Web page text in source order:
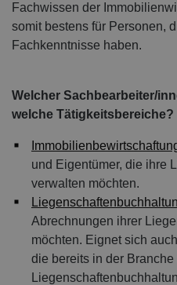
Fachwissen der
somit bestens für Personen,
Fachkenntnisse haben.
Welcher Sachbearbeiter/
welche Tätigkeitsbereiche?
und Eigentümer, die ihre
verwalten möchten.
Abrechnungen ihrer
möchten. Eignet sich
die bereits in der